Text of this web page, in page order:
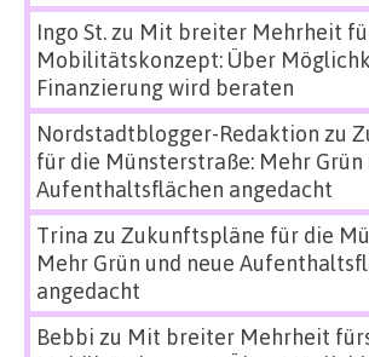
Ingo St.zu Mit breiter Mehrheit
Mobilitätskonzept: Über
Finanzierung wird beraten
Nordstadtblogger-Redaktion zu
für die Münsterstraße: Mehr Grün
Aufenthaltsflächen angedacht
Trina zu Zukunftspläne für die
Mehr Grün und neue
angedacht
Bebbi zu Mit breiter Mehrheit